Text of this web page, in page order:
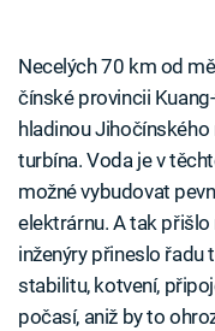
Necelých 70 km od
čínské provincii
hladinou
turbína. Voda je v
možné vybudovat
elektrárnu. A tak přišlo
inženýry přineslo řadu
stabilitu, kotvení,
počasí, aniž by to